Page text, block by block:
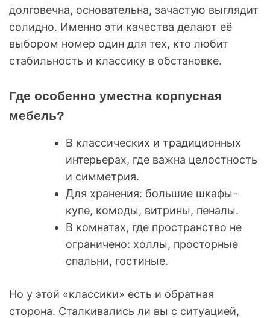
долговечна, основательна, зачастую выглядит
солидно. Именно эти качества делают её
выбором номер один для тех, кто любит
стабильность и классику в обстановке.
Где особенно уместна корпусная
мебель?
В классических и традиционных
интерьерах, где важна целостность
и симметрия.
Для хранения: большие шкафы-
купе, комоды, витрины, пеналы.
В комнатах, где пространство не
ограничено: холлы, просторные
спальни, гостиные.
Но у этой «классики» есть и обратная
сторона. Сталкивались ли вы с ситуацией,